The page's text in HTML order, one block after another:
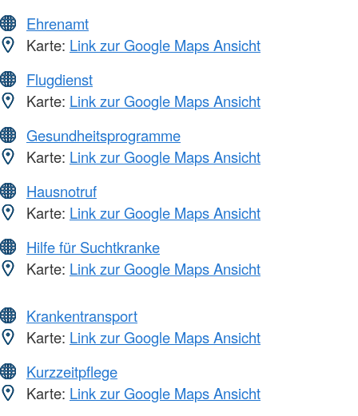
Ehrenamt
Karte: Link zur Google Maps Ansicht
Flugdienst
Karte: Link zur Google Maps Ansicht
Gesundheitsprogramme
Karte: Link zur Google Maps Ansicht
Hausnotruf
Karte: Link zur Google Maps Ansicht
Hilfe für Suchtkranke
Karte: Link zur Google Maps Ansicht
Krankentransport
Karte: Link zur Google Maps Ansicht
Kurzzeitpflege
Karte: Link zur Google Maps Ansicht